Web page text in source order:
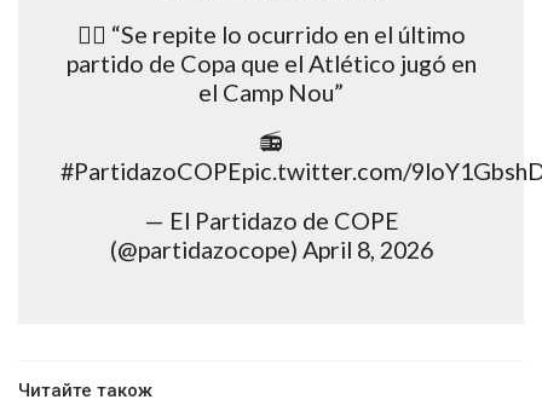
🤦‍♂️ “Se repite lo ocurrido en el último
partido de Copa que el Atlético jugó en
el Camp Nou”
📻
#PartidazoCOPEpic.twitter.com/
— El Partidazo de COPE
(@partidazocope) April 8, 2026
Читайте також